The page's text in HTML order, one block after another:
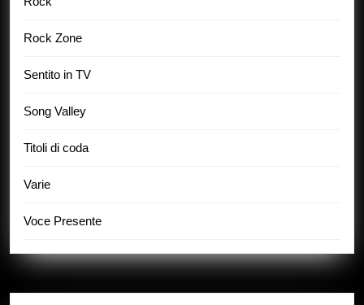
Rock Zone
Sentito in TV
Song Valley
Titoli di coda
Varie
Voce Presente